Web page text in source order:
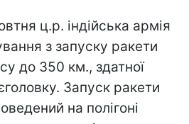
ц.р. індійська армія
з запуску ракети
до 350 км., здатної
Запуск ракети
на полігоні